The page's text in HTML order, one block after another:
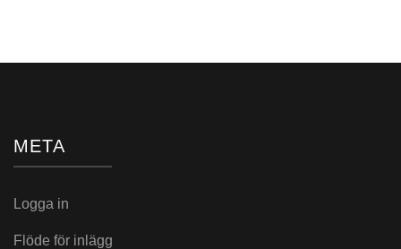
META
Logga in
Flöde för inlägg